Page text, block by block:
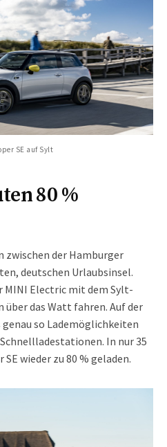
SE auf Sylt
80 %
zwischen der Hamburger
deutschen Urlaubsinsel.
MINI Electric mit dem Sylt-
über das Watt fahren. Auf der
so Lademöglichkeiten
In nur 35
wieder zu 80 % geladen.